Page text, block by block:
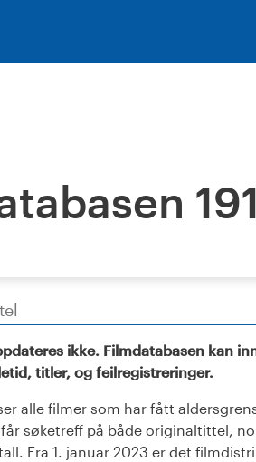
ikke. Filmdatabasen kan
titler, og feilregistreringer.
alle filmer som har fått
søketreff på både originaltittel,
Fra 1. januar 2023 er det